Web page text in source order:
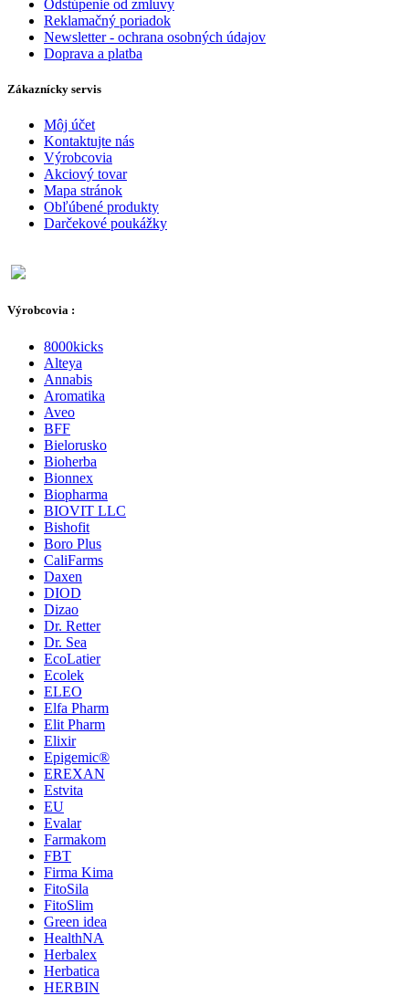
Odstúpenie od zmluvy
Reklamačný poriadok
Newsletter - ochrana osobných údajov
Doprava a platba
Zákaznícky servis
Môj účet
Kontaktujte nás
Výrobcovia
Akciový tovar
Mapa stránok
Obľúbené produkty
Darčekové poukážky
Výrobcovia :
8000kicks
Alteya
Annabis
Aromatika
Aveo
BFF
Bielorusko
Bioherba
Bionnex
Biopharma
BIOVIT LLC
Bishofit
Boro Plus
CaliFarms
Daxen
DIOD
Dizao
Dr. Retter
Dr. Sea
EcoLatier
Ecolek
ELEO
Elfa Pharm
Elit Pharm
Elixir
Epigemic®
EREXAN
Estvita
EU
Evalar
Farmakom
FBT
Firma Kima
FitoSila
FitoSlim
Green idea
HealthNA
Herbalex
Herbatica
HERBIN